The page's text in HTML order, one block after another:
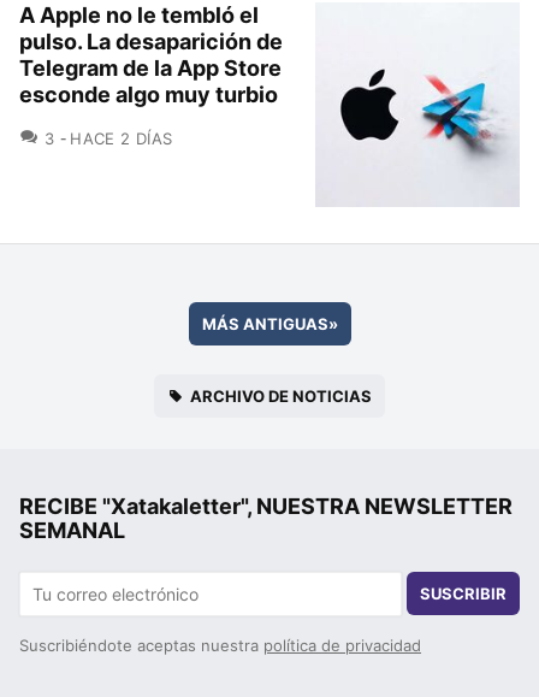
A Apple no le tembló el
pulso. La desaparición de
Telegram de la App Store
esconde algo muy turbio
3 COMENTARIOS
HACE 2 DÍAS
MÁS ANTIGUAS»
ARCHIVO DE NOTICIAS
RECIBE "Xatakaletter", NUESTRA NEWSLETTER
SEMANAL
SUSCRIBIR
Suscribiéndote aceptas nuestra política de privacidad